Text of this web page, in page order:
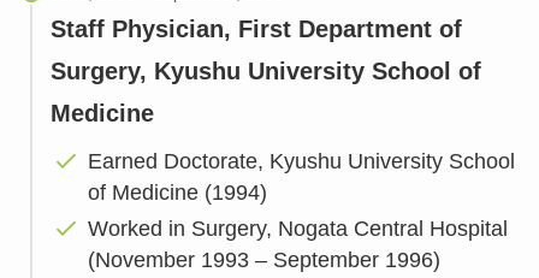
Staff Physician, First Department of
Surgery, Kyushu University School of
Medicine
Earned Doctorate, Kyushu University School
of Medicine (1994)
Worked in Surgery, Nogata Central Hospital
(November 1993 – September 1996)